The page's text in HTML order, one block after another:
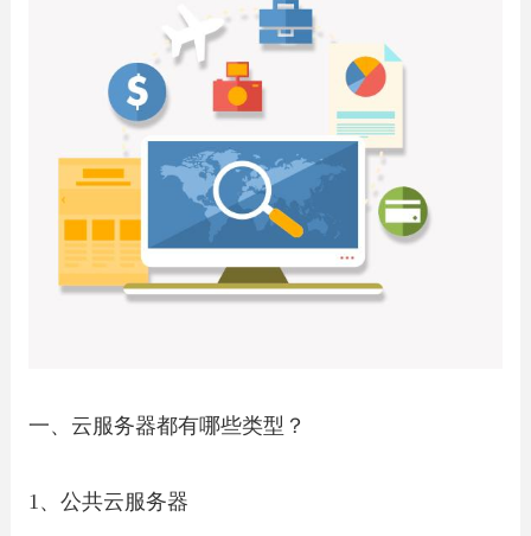
一、云服务器都有哪些类型？
1、公共云服务器